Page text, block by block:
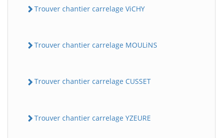
Trouver chantier carrelage ViCHY
Trouver chantier carrelage MOULiNS
Trouver chantier carrelage CUSSET
Trouver chantier carrelage YZEURE